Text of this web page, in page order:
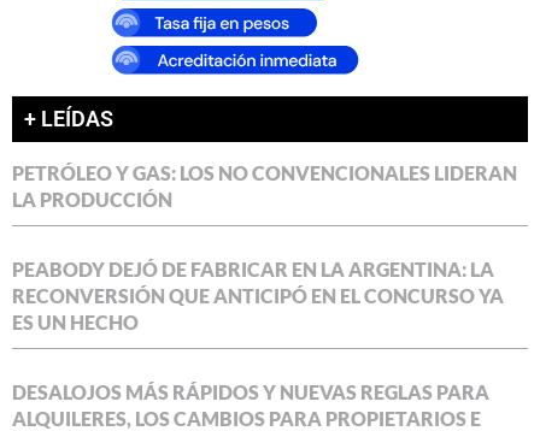
+ LEÍDAS
PETRÓLEO Y GAS: LOS NO CONVENCIONALES LIDERAN
LA PRODUCCIÓN
PEABODY DEJÓ DE FABRICAR EN LA ARGENTINA: LA
RECONVERSIÓN QUE ANTICIPÓ EN EL CONCURSO YA
ES UN HECHO
DESALOJOS MÁS RÁPIDOS Y NUEVAS REGLAS PARA
ALQUILERES, LOS CAMBIOS PARA PROPIETARIOS E